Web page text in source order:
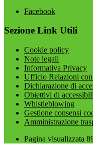
Facebook
Sezione Link Utili
Cookie policy
Note legali
Informativa Privacy
Ufficio Relazioni
Dichiarazione di
Obiettivi di
Whistleblowing
Gestione consensi
Amministrazione
Pagina visualizzata